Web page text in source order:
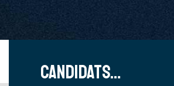
Candidats…